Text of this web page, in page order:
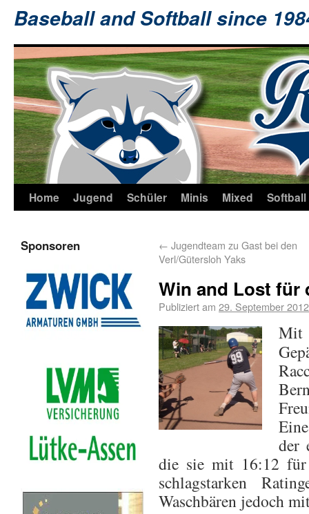
Baseball and Softball since
Home Jugend Schüler Minis Mixed Softball
← Jugendteam zu Gast bei den
Verl/Gütersloh Yaks
Win and Lost für
Publiziert am 29. September 2012
Mit
der
die sie mit 16:12 für
schlagstarken
Waschbären jedoch
Sponsoren